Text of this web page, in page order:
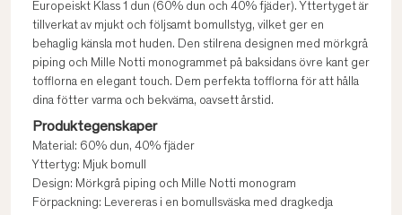
Europeiskt Klass 1 dun (60% dun och 40% fjäder). Yttertyget är
tillverkat av mjukt och följsamt bomullstyg, vilket ger en
behaglig känsla mot huden. Den stilrena designen med mörkgrå
piping och Mille Notti monogrammet på baksidans övre kant ger
tofflorna en elegant touch. Dem perfekta tofflorna för att hålla
dina fötter varma och bekväma, oavsett årstid.
Produktegenskaper
Material: 60% dun, 40% fjäder
Yttertyg: Mjuk bomull
Design: Mörkgrå piping och Mille Notti monogram
Förpackning: Levereras i en bomullsväska med dragkedja